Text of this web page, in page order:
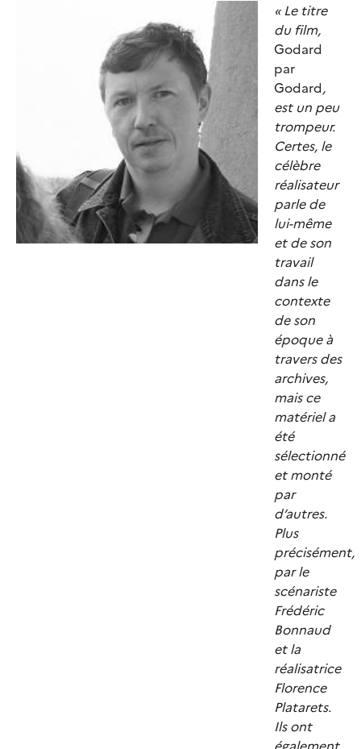
« Le titre
du film,
Godard
par
Godard,
est un peu
trompeur.
Certes, le
célèbre
réalisateur
parle de
lui-même
et de son
travail
dans le
contexte
de son
époque à
travers des
archives,
mais ce
matériel a
été
sélectionné
et monté
par
d’autres.
Plus
précisément,
par le
scénariste
Frédéric
Bonnaud
et la
réalisatrice
Florence
Platarets.
Ils ont